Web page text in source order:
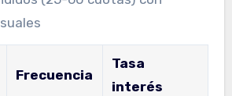
Frecuencia
Tasa
interés